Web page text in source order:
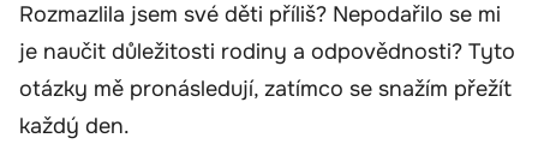
Rozmazlila jsem své děti příliš? Nepodařilo se mi
je naučit důležitosti rodiny a odpovědnosti? Tyto
otázky mě pronásledují, zatímco se snažím přežít
každý den.